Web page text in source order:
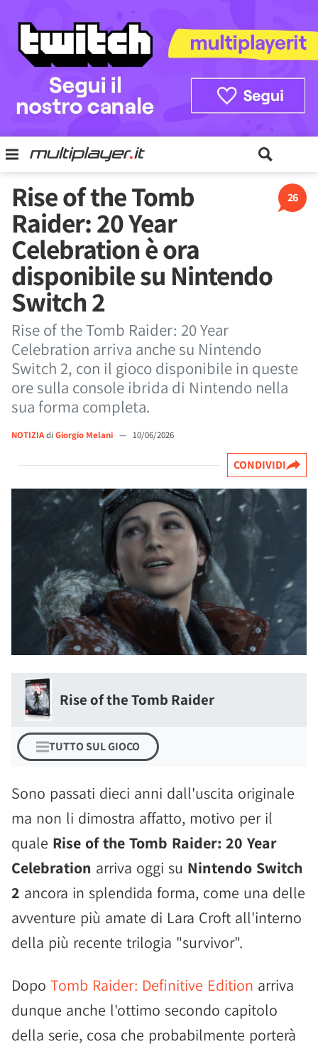
26
Rise of the Tomb
Raider: 20 Year
Celebration è ora
disponibile su Nintendo
Switch 2
Rise of the Tomb Raider: 20 Year
Celebration arriva anche su Nintendo
Switch 2, con il gioco disponibile in queste
ore sulla console ibrida di Nintendo nella
sua forma completa.
NOTIZIAdi Giorgio Melani — 10/06/2026
CONDIVIDI
Rise of the Tomb Raider
TUTTO SUL GIOCO
Sono passati dieci anni dall'uscita originale
ma non li dimostra affatto, motivo per il
quale Rise of the Tomb Raider: 20 Year
Celebration arriva oggi su Nintendo Switch
2 ancora in splendida forma, come una delle
avventure più amate di Lara Croft all'interno
della più recente trilogia "survivor".
Dopo Tomb Raider: Definitive Edition arriva
dunque anche l'ottimo secondo capitolo
della serie, cosa che probabilmente porterà